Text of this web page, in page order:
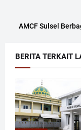
AMCF Sulsel
BERITA TERKAIT